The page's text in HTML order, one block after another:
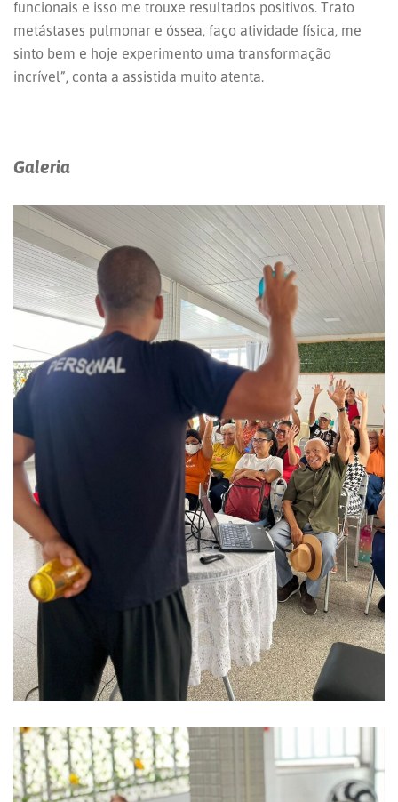
funcionais e isso me trouxe resultados positivos. Trato
metástases pulmonar e óssea, faço atividade física, me
sinto bem e hoje experimento uma transformação
incrível”, conta a assistida muito atenta.
Galeria